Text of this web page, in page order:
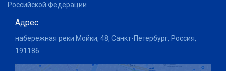
Российской Федерации
Адрес
набережная реки Мойки, 48, Санкт-Петербург, Россия,
191186